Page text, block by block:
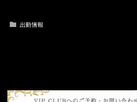
出勤情報